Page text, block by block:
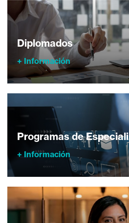
Diplomados
+ Información
Programas de
+ Información